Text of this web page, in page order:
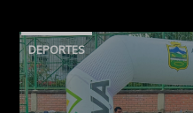
DEPORTES